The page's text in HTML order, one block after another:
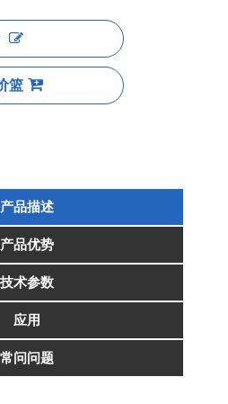
篮
产品描述
产品优势
技术参数
应用
常问问题